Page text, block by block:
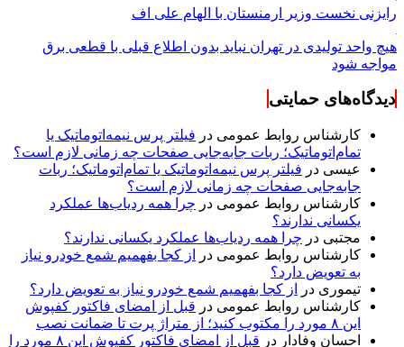
رایزنی نخست وزیر ارمنستان با الهام علی اف
هیچ واحد تولیدی در تهران نباید بدون اطلاع قبلی با قطعی برق
مواجه شود
دیدگاه‌های حمایتی
کارشناس روابط عمومی در فیلتر پرس نیمه‌اتوماتیک یا
تمام‌اتوماتیک؛ ربات جابه‌جایی صفحات چه زمانی لازم است؟
عیسی در فیلتر پرس نیمه‌اتوماتیک یا تمام‌اتوماتیک؛ ربات
جابه‌جایی صفحات چه زمانی لازم است؟
کارشناس روابط عمومی در چرا همه ردیاب‌ها عملکرد
یکسانی ندارند؟
مجتبی در چرا همه ردیاب‌ها عملکرد یکسانی ندارند؟
کارشناس روابط عمومی در
از کجا بفهمیم شمع خودرو نیاز
به تعویض دارد؟
تیموری در
از کجا بفهمیم شمع خودرو نیاز به تعویض دارد؟
کارشناس روابط عمومی در قبل از امضای فاکتور کفپوش
این ۸ مورد را مکتوب کنید؛ از متراژ پرت تا ضمانت نصب
احسان وفادار در
قبل از امضای فاکتور کفپوش این ۸ مورد را